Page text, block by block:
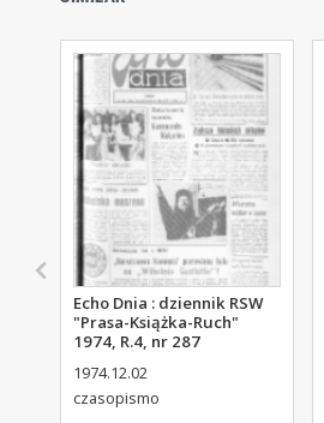
Echo Dnia : dziennik RSW
"Prasa-Książka-Ruch"
1974, R.4, nr 287
1974.12.02
czasopismo